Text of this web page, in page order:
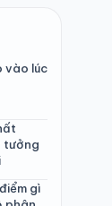
vào lúc
tưởng
gì